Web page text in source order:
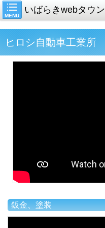
MENU
いばらきwebタウン
ヒロシ自動車工業所
鈑金、塗装